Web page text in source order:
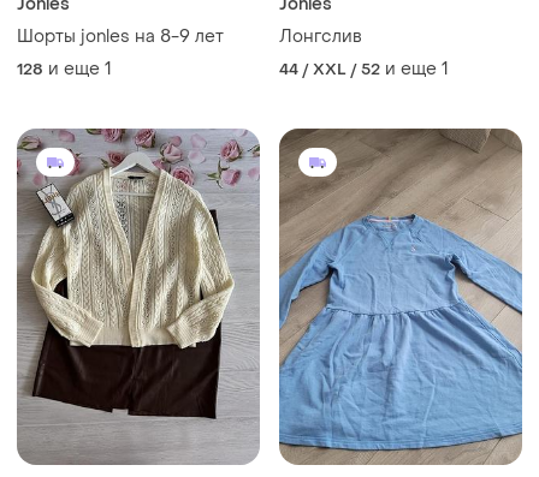
Шорты jonles на 8-9 лет
128 и еще 1
Лонгслив
44 / XXL / 52 и еще 1